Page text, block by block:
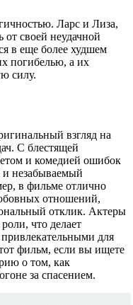
Ларс и Лиза,
от своей неудачной
в еще более худшем
погибелью, а их
силу.
взгляд на
С блестящей
и комедией ошибок
незабываемый
в фильме отлично
отношений,
отклик. Актеры
что делает
для
фильм, если вы ищете
о том, как
за спасением.